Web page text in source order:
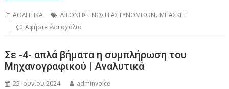
ΑΘΛΗΤΙΚΑ ΔΙΕΘΝΗΣ ΕΝΩΣΗ ΑΣΤΥΝΟΜΙΚΩΝ, ΜΠΑΣΚΕΤ
Αφήστε ένα σχόλιο
Σε -4- απλά βήματα η συμπλήρωση του
Μηχανογραφικού | Αναλυτικά
25 Ιουνίου 2024 adminvoice